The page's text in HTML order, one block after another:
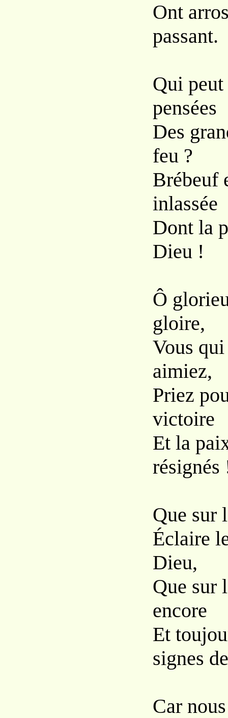
Ont
passant.
Qui peut
pensées
Des
feu ?
Brébeuf
inlassée
Dont la
Dieu !
Ô
gloire,
Vous
aimiez,
Priez
victoire
Et la
résignés
Que sur
Éclaire
Dieu,
Que sur
encore
Et
signes
Car